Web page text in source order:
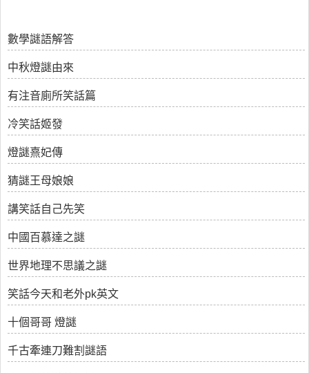
數學謎語解答
中秋燈謎由來
有注音廁所笑話篇
冷笑話姬發
燈謎熹妃傳
猜謎王母娘娘
講笑話自己先笑
中國百慕達之謎
世界地理不思議之謎
笑話今天和老外pk英文
十個哥哥 燈謎
千古牽連刀難割謎語